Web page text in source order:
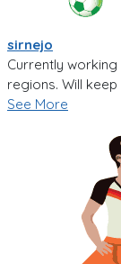
sirnejo
Currently
regions. Will
See More